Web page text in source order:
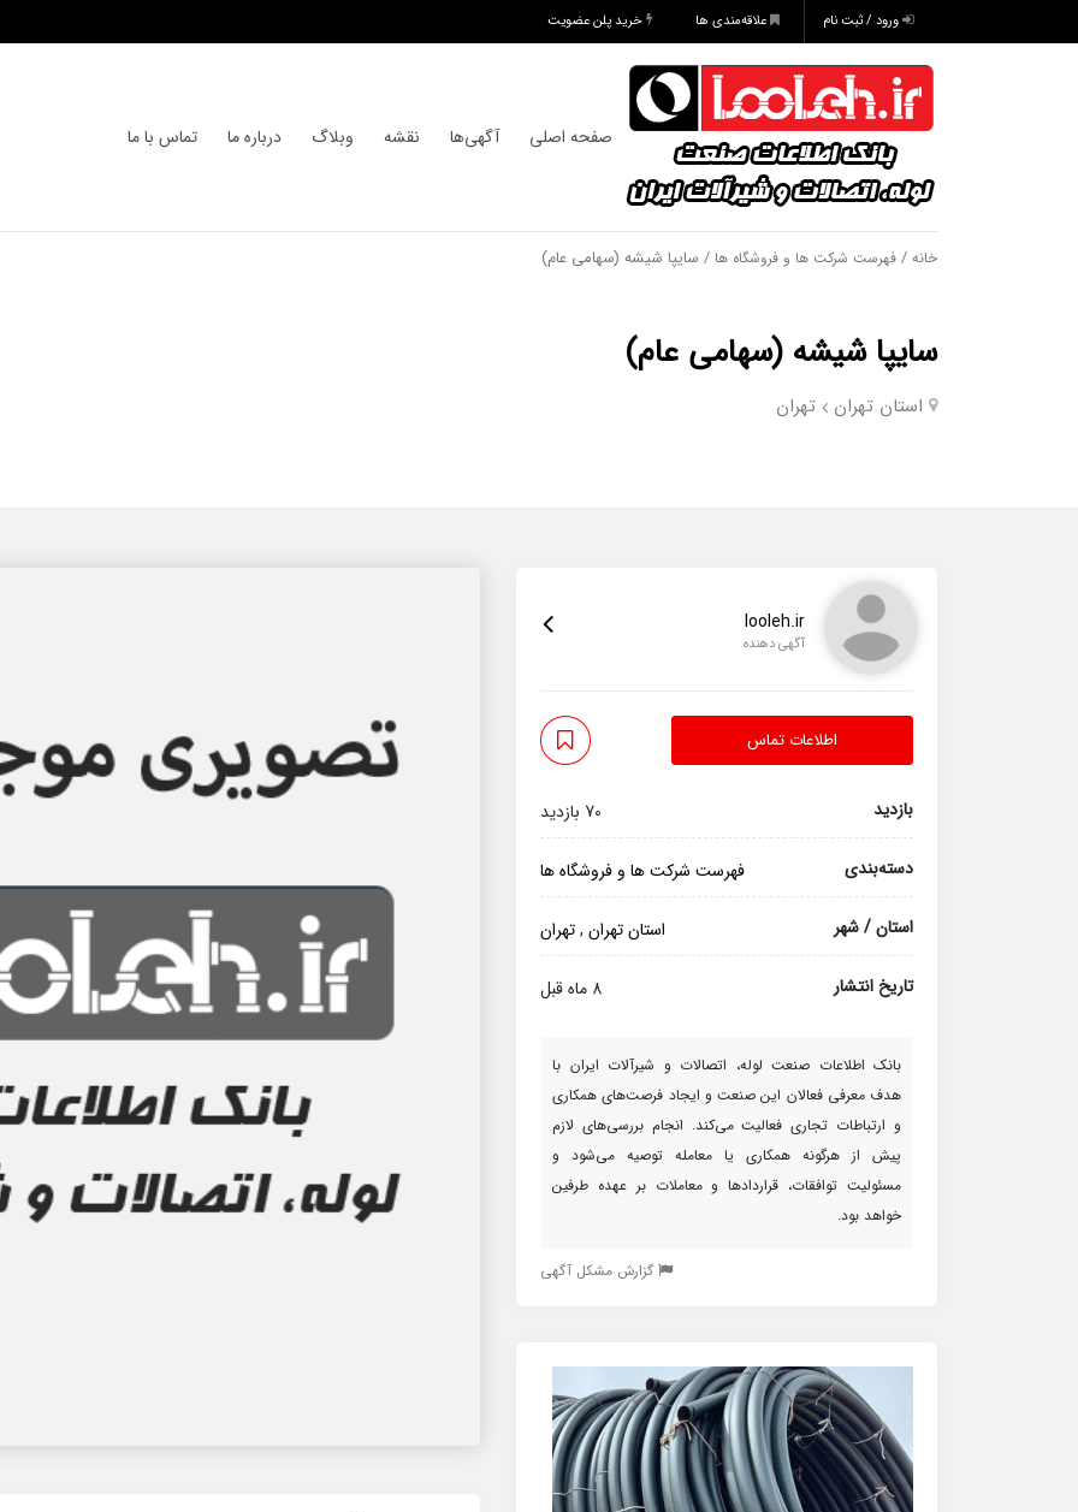
ورود / ثبت نام علاقه‌مندی ها خرید پلن عضویت
صفحه اصلی آگهی‌ها نقشه وبلاگ درباره ما تماس با ما
خانه / فهرست شرکت ها و فروشگاه ها / سایپا شیشه (سهامی عام)
سایپا شیشه (سهامی عام)
استان تهران تهران
looleh.ir
آگهی دهنده
اطلاعات تماس
بازدید 70 بازدید
دسته‌بندی فهرست شرکت ها و فروشگاه ها
استان / شهر استان تهران ,تهران
تاریخ انتشار 8 ماه قبل
بانک اطلاعات صنعت لوله، اتصالات و شیرآلات ایران با
هدف معرفی فعالان این صنعت و ایجاد فرصت‌های همکاری
و ارتباطات تجاری فعالیت می‌کند. انجام بررسی‌های لازم
پیش از هرگونه همکاری یا معامله توصیه می‌شود و
مسئولیت توافقات، قراردادها و معاملات بر عهده طرفین
خواهد بود.
گزارش مشکل آگهی